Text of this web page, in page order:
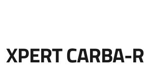
XPERT CARBA-R